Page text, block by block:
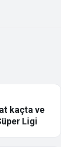
kaçta ve
Ligi